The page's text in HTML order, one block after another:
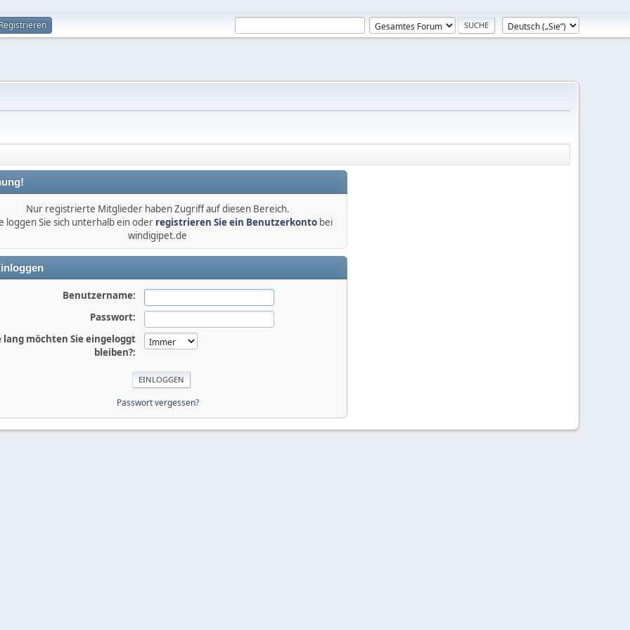
Nur registrierte Mitglieder haben Zugriff auf diesen Bereich.
loggen Sie sich unterhalb ein oder registrieren Sie ein Benutzerkontobei
windigipet.de
Benutzername:
Passwort:
lang möchten Sie eingeloggt
bleiben?:
Passwort vergessen?